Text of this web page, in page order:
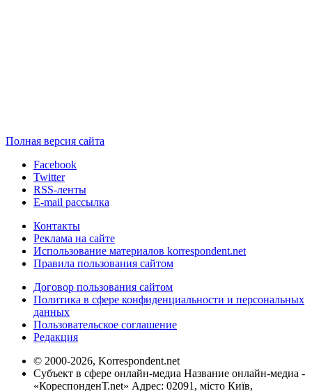
Полная версия сайта
Facebook
Twitter
RSS-ленты
E-mail рассылка
Контакты
Реклама на сайте
Использование материалов korrespondent.net
Правила пользования сайтом
Договор пользования сайтом
Политика в сфере конфиденциальности и персональных
данных
Пользовательское соглашение
Редакция
© 2000-2026, Korrespondent.net
Субъект в сфере онлайн-медиа Название онлайн-медиа -
«КореспонденТ.net» Адрес: 02091, місто Київ,